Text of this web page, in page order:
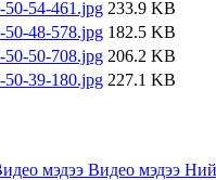
50-54-461.jpg 233.9 KB
50-48-578.jpg 182.5 KB
50-50-708.jpg 206.2 KB
50-39-180.jpg 227.1 KB
мэдээ Видео мэдээ